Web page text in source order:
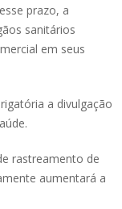
prazo, a
sanitários
em seus
a divulgação
rastreamento de
aumentará a